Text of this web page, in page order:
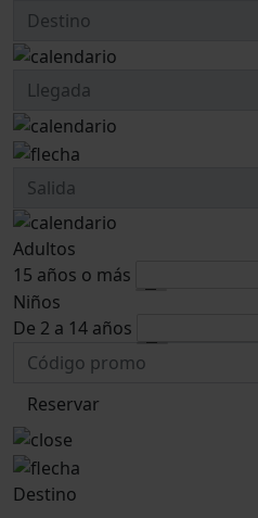
Adultos
15 años o más
Niños
De 2 a 14 años
Reservar
Destino